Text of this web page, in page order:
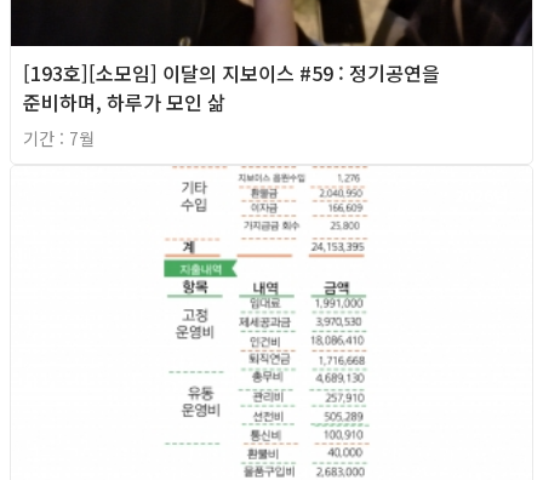
[193호][소모임] 이달의 지보이스 #59 : 정기공연을
준비하며, 하루가 모인 삶
기간 : 7월